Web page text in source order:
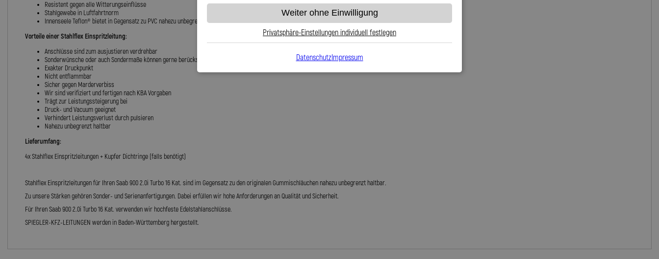
Resistent gegen alle Witterungseinflüsse
Stahlgewebe in Luftfahrtnorm
Innenseele Teflon® bietet in Gegensatz zu PVC nahezu unbegrenzte Haltbarkeit
Vorteile einer Stahlflex Einspritzleitung:
Anschlüsse sind zum ausjustieren verdrehbar
Sonderwünsche oder auch Sondermaße können gerne berücksichtigt werden
Exakter Druckpunkt
Nicht entflammbar
Sicher gegen Marderverbiss
Wir sind verifiziert und fertigen nach KBA Vorgaben
Trägt zur Leistungssteigerung bei
Druck- und Vacuum geeignet
Verhindert Leistungsverlust durch pulsieren
Nahezu unbegrenzt haltbar
Lieferumfang:
4x Stahlflex Einspritzleitungen + Kupfer Dichtringe (falls benötigt)
Stahlflex Einspritzleitungen für Ihren Saab 900 2.0i Turbo 16 Kat. sind im Gegensatz zu den originalen Gummischläuchen nahezu unbegrenzt haltbar.
Zu unsere Stärken gehören Sonder- und Serienanfertigungen. Dabei erfüllen wir hohe Anforderungen an Qualität und Sicherheit.
Für Ihren Saab 900 2.0i Turbo 16 Kat. verwenden wir hochfeste Edelstahlanschlüsse.
SPIEGLER-KFZ-LEITUNGEN werden in Baden-Württemberg hergestellt.
Weiter ohne Einwilligung
Privatsphäre-Einstellungen individuell festlegen
DatenschutzImpressum